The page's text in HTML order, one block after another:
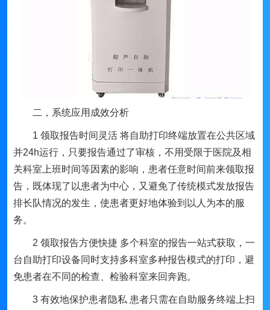
二，系统应用成效分析
1 领取报告时间灵活 将自助打印终端放置在公共区域
并24h运行，只要报告通过了审核，不用受限于医院及相
关科室上班时间等因素的影响，患者任意时间前来领取报
告，既体现了以患者为中心，又避免了传统模式发放报告
排长队情况的发生，使患者更好地体验到以人为本的服
务。
2 领取报告方便快捷 多个科室的报告一站式获取，一
台自助打印设备同时支持多科室多种报告模式的打印，避
免患者在不同的检查、检验科室来回奔跑。
3 有效地保护患者隐私 患者只需在自助服务终端上扫